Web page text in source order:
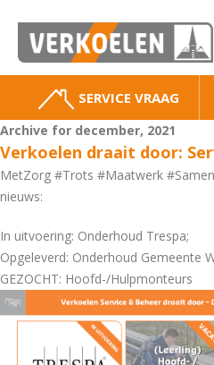
SERVICE VRAAG
Archive for december, 2021
Verkoelen draait door:
MetZorg #Trots #Maatwerk
nieuws:
In uitvoering: Onderhoud Trespa;
Opgeleverd: Onderhoud Gemeente
GEZOCHT: Hoofd-/Hulpmonteurs